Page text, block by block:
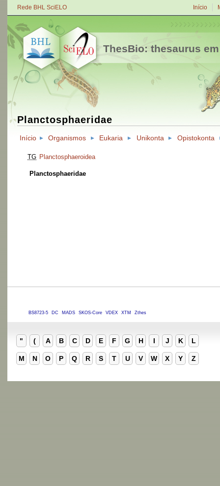
Rede BHL SciELO Início
ThesBio: thesaurus
Planctosphaeridae
Início Organismos Eukaria Unikonta Opistokonta
TG Planctosphaeroidea
Planctosphaeridae
BS8723-5 DC MADS SKOS-Core VDEX XTM Zthes
" ( A B C D E F G H I J K L
M N O P Q R S T U V W X Y Z